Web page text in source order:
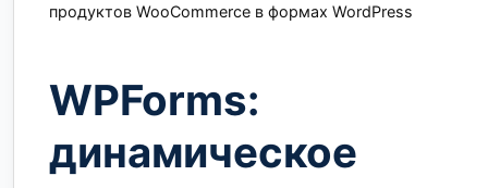
продуктов WooCommerce в формах WordPress
WPForms:
динамическое